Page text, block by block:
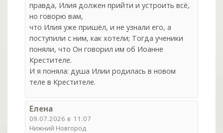
правда, Илия должен прийти и устроить всё,
но говорю вам,
что Илия уже пришёл, и не узнали его, а
поступили с ним, как хотели; Тогда ученики
поняли, что Он говорил им об Иоанне
Крестителе.
И я поняла: душа Илии родилась в новом
теле в Крестителе.
Елена
09.07.2026 в 11:07
Нижний Новгород